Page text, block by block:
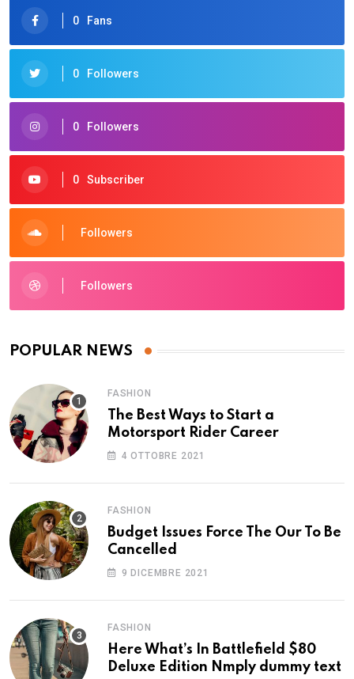
0 Fans
0 Followers
0 Followers
0 Subscriber
Followers
Followers
POPULAR NEWS
FASHION
The Best Ways to Start a
Motorsport Rider Career
4 OTTOBRE 2021
FASHION
Budget Issues Force The Our To Be
Cancelled
9 DICEMBRE 2021
FASHION
Here What’s In Battlefield $80
Deluxe Edition Nmply dummy text